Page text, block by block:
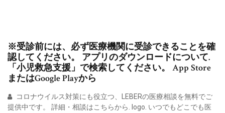
※受診前には、必ず医療機関に受診できることを確
認してください。 アプリのダウンロードについて.
「小児救急支援」で検索してください。 App Store
またはGoogle Playから
コロナウイルス対策にも役立つ、LEBERの医療相談を無料でご
提供中です。 詳細・相談はこちらから. logo. いつでもどこでも医